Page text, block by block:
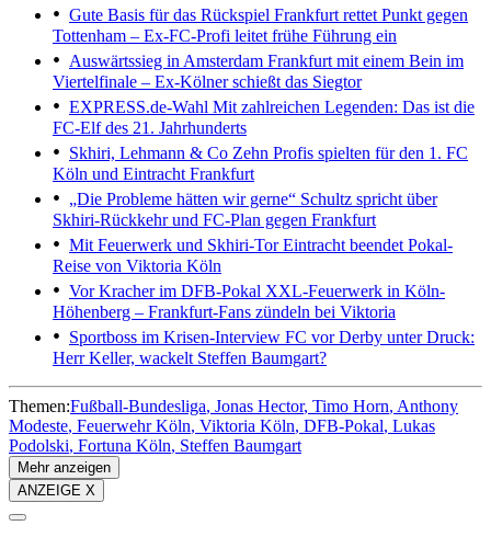
Gute Basis für das Rückspiel Frankfurt rettet Punkt gegen
Tottenham – Ex-FC-Profi leitet frühe Führung ein
Auswärtssieg in Amsterdam Frankfurt mit einem Bein im
Viertelfinale – Ex-Kölner schießt das Siegtor
EXPRESS.de-Wahl Mit zahlreichen Legenden: Das ist die
FC-Elf des 21. Jahrhunderts
Skhiri, Lehmann & Co Zehn Profis spielten für den 1. FC
Köln und Eintracht Frankfurt
„Die Probleme hätten wir gerne“ Schultz spricht über
Skhiri-Rückkehr und FC-Plan gegen Frankfurt
Mit Feuerwerk und Skhiri-TorEintracht beendet Pokal-
Reise von Viktoria Köln
Vor Kracher im DFB-Pokal XXL-Feuerwerk in Köln-
Höhenberg – Frankfurt-Fans zündeln bei Viktoria
Sportboss im Krisen-Interview FC vor Derby unter Druck:
Herr Keller, wackelt Steffen Baumgart?
Themen:Fußball-Bundesliga Jonas Hector Timo Horn Anthony
Modeste Feuerwehr Köln Viktoria Köln DFB-Pokal Lukas
Podolski Fortuna Köln Steffen Baumgart
Mehr anzeigen
ANZEIGE X